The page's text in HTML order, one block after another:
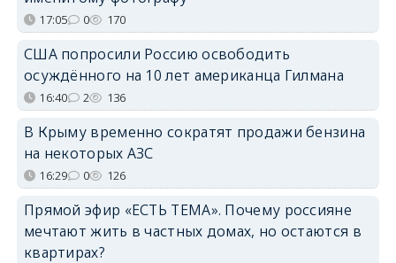
17:05 0 170
США попросили Россию освободить
осуждённого на 10 лет американца Гилмана
16:40 2 136
В Крыму временно сократят продажи бензина
на некоторых АЗС
16:29 0 126
Прямой эфир «ЕСТЬ ТЕМА». Почему россияне
мечтают жить в частных домах, но остаются в
квартирах?